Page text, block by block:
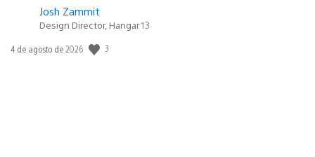
Josh Zammit
Design Director, Hangar 13
Fecha
4 de agosto de 2026 3